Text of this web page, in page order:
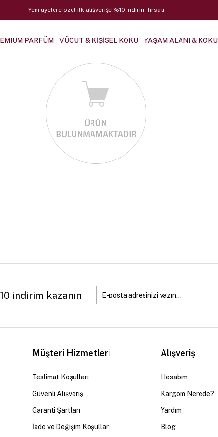
Yeni üyelere özel ilk alışverişe %10 indirim fırsatı
PARFÜM VÜCUT & KİŞİSEL KOKU YAŞAM ALANI & KOKU
indirim kazanın
Müşteri Hizmetleri
Teslimat Koşulları
Güvenli Alışveriş
Garanti Şartları
İade ve Değişim Koşulları
Alışveriş
Hesabım
Kargom Nerede?
Yardım
Blog